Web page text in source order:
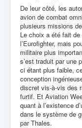
De leur côté, les
avion de combat
plusieurs missions
Le choix a été fait
l’Eurofighter, mais
militaire plus
s’est traduit par une
ci étant plus faible,
conception
discret vis-à-vis des
furtif. Et Aviation
quant à l’existence
dans le système de
par Thales.